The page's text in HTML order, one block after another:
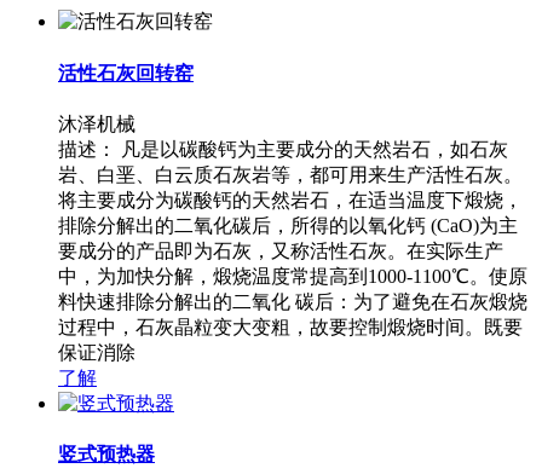
活性石灰回转窑
沐泽机械
描述：
凡是以碳酸钙为主要成分的天然岩石，如石灰
岩、白垩、白云质石灰岩等，都可用来生产活性石灰。
将主要成分为碳酸钙的天然岩石，在适当温度下煅烧，
排除分解出的二氧化碳后，所得的以氧化钙 (CaO)为主
要成分的产品即为石灰，又称活性石灰。在实际生产
中，为加快分解，煅烧温度常提高到1000-1100℃。使原
料快速排除分解出的二氧化 碳后：为了避免在石灰煅烧
过程中，石灰晶粒变大变粗，故要控制煅烧时间。既要
保证消除
了解
竖式预热器